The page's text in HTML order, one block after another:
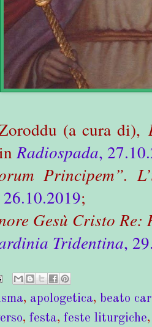
(a cura di),
Radiospada,
Principem”.
26.10.2019;
Gesù Cristo Re:
Tridentina,
, apologetica, beato
, festa, feste liturgiche